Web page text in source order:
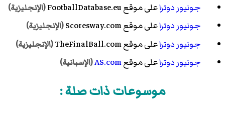
جونيور دوتراعلى موقع FootballDatabase.eu (الإنجليزية)
جونيور دوتراعلى موقع Scoresway.com (الإنجليزية)
جونيور دوتراعلى موقع TheFinalBall.com (الإنجليزية)
جونيور دوتراعلى موقعAS.com(الإسبانية)
موسوعات ذات صلة :